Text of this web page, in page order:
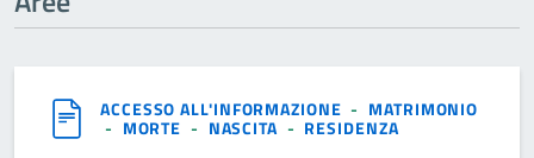
ACCESSO ALL'INFORMAZIONE - MATRIMONIO
- MORTE - NASCITA - RESIDENZA